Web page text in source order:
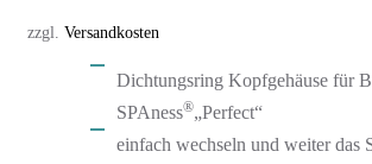
zzgl. Versandkosten
Dichtungsring Kopfgehäuse für
SPAness®„Perfect“
einfach wechseln und weiter das